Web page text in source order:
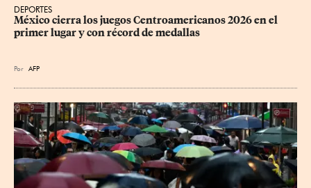
DEPORTES
México cierra los juegos Centroamericanos 2026 en el
primer lugar y con récord de medallas
Por AFP